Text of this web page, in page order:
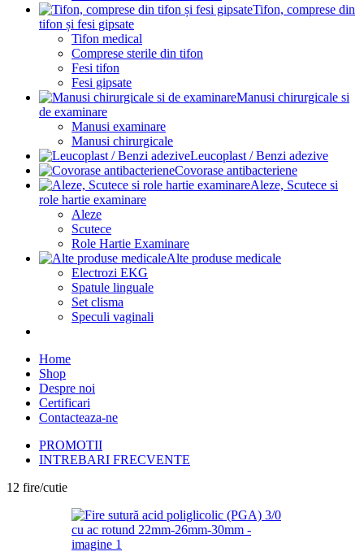
Tifon, comprese din
tifon și fesi gipsate
Tifon medical
Comprese sterile din tifon
Fesi tifon
Fesi gipsate
Manusi chirurgicale si
de examinare
Manusi examinare
Manusi chirurgicale
Leucoplast / Benzi adezive
Covorase antibacteriene
Aleze, Scutece si
role hartie examinare
Aleze
Scutece
Role Hartie Examinare
Alte produse medicale
Electrozi EKG
Spatule linguale
Set clisma
Speculi vaginali
Home
Shop
Despre noi
Certificari
Contacteaza-ne
PROMOTII
INTREBARI FRECVENTE
12 fire/cutie